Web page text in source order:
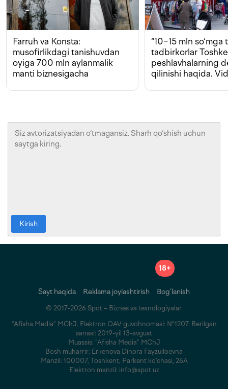
Farruh va Konsta:
musofirlikdagi tanishuvdan
oyiga 700 mln aylanmalik
manti biznesigacha
“10−15 mln so‘mga
tadbirkorlar
peshlavhalarning
qilinishi haqida.
Kirish
18+
Sayt haqida Reklama joylashtirish Bog‘lanish
© 2017-2026 Spot – Biznes va texnologiyalar.
“Afisha Media” MChJ. Elektron OAV guvohnomasi: №1207. Berilgan
sanasi: 2019-yil 13-avgust
Muassis: “Afisha Media” MChJ
Bosh muharrir: Erkenova Dinora Fayzulloevna
Manzil: 100007, Toshkent, Parkent ko‘chasi, 26A
Elektron manzil: info@spot.uz